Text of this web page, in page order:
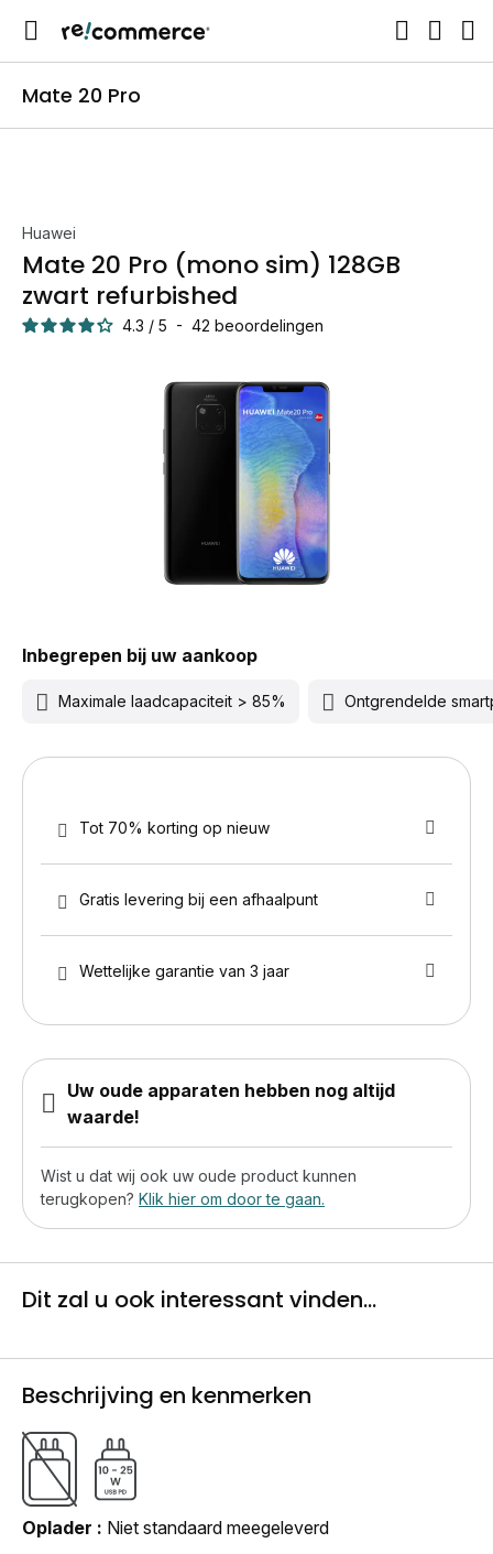
Mate 20 Pro
Huawei
Mate 20 Pro (mono sim) 128GB
zwart refurbished
4.3 / 5 - 42 beoordelingen
Inbegrepen bij uw aankoop
Maximale laadcapaciteit > 85% Ontgrendelde
Tot 70% korting op nieuw
Gratis levering bij een afhaalpunt
Wettelijke garantie van 3 jaar
Uw oude apparaten hebben nog altijd
waarde!
Wist u dat wij ook uw oude product kunnen
terugkopen? Klik hier om door te gaan.
Dit zal u ook interessant vinden...
Beschrijving en kenmerken
Oplader
Niet standaard meegeleverd